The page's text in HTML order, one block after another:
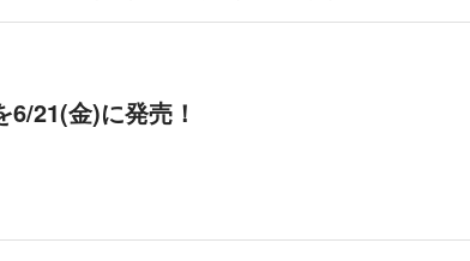
21(金)に発売！